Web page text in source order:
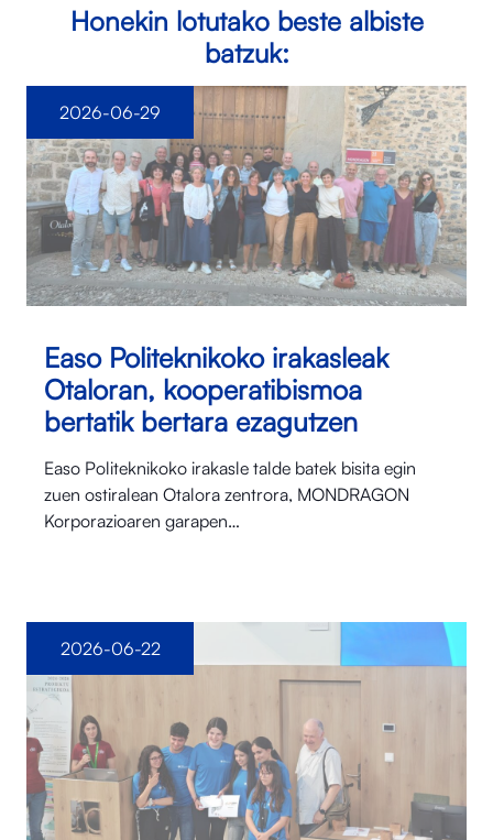
Honekin lotutako beste albiste
batzuk:
Easo Politeknikoko irakasleak
Otaloran, kooperatibismoa
bertatik bertara ezagutzen
Easo Politeknikoko irakasle talde batek bisita egin
zuen ostiralean Otalora⁠ zentrora, MONDRAGON
Korporazioaren garapen…
2026-06-29
2026-06-22